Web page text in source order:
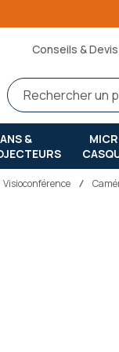
Conseils &
&
Visioconférence